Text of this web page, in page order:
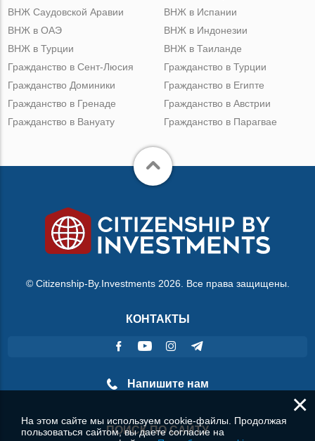
ВНЖ Саудовской Аравии
ВНЖ в ОАЭ
ВНЖ в Турции
ВНЖ в Испании
ВНЖ в Индонезии
ВНЖ в Таиланде
Гражданство в Сент-Люсия
Гражданство Доминики
Гражданство в Гренаде
Гражданство в Вануату
Гражданство в Турции
Гражданство в Египте
Гражданство в Австрии
Гражданство в Парагвае
© Citizenship-By.Investments 2026. Все права защищены.
КОНТАКТЫ
Напишите нам
ПОИСК ПО САЙТУ
×
На этом сайте мы используем cookie-файлы. Продолжая
пользоваться сайтом, вы даете согласие на